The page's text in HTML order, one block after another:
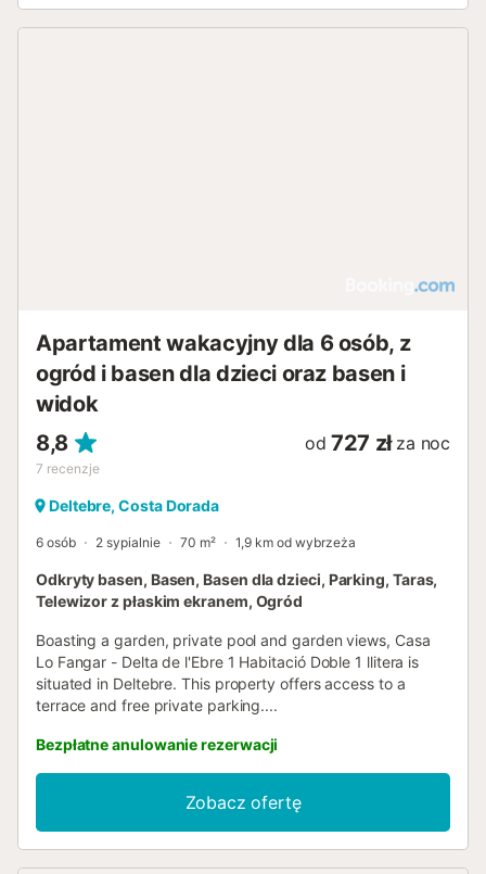
Apartament wakacyjny dla 6 osób, z
ogród i basen dla dzieci oraz basen i
widok
8,8
7 recenzje
od 727 zł za noc
Deltebre, Costa Dorada
6 osób 2 sypialnie 70 m² 1,9 km od wybrzeża
Odkryty basen, Basen, Basen dla dzieci, Parking, Taras,
Telewizor z płaskim ekranem, Ogród
Boasting a garden, private pool and garden views, Casa
Lo Fangar - Delta de l'Ebre 1 Habitació Doble 1 llitera is
situated in Deltebre. This property offers access to a
terrace and free private parking....
Bezpłatne anulowanie rezerwacji
Zobacz ofertę